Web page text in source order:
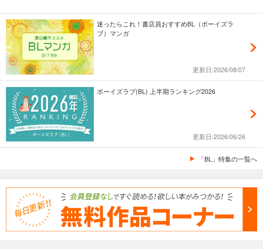
迷ったらこれ！書店員おすすめBL（ボーイズラ
ブ）マンガ
更新日:2026/08/07
ボーイズラブ(BL) 上半期ランキング2026
更新日:2026/06/26
「BL」特集の一覧へ